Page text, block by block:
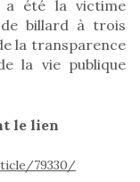
a été la victime
billard à trois
la transparence
la vie publique
le lien
79330/